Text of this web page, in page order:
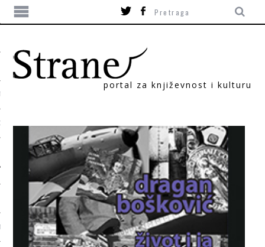
portal za književnost i kulturu